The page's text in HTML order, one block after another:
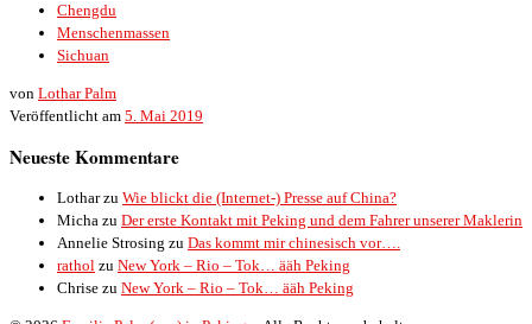
Chengdu
Menschenmassen
Sichuan
von Lothar Palm
Veröffentlicht am 5. Mai 2019
Neueste Kommentare
Lotharzu Wie blickt die (Internet-) Presse auf China?
Micha zu Der erste Kontakt mit Peking und dem Fahrer unserer Maklerin
Annelie Strosing zu Das kommt mir chinesisch vor….
rathol zu New York – Rio – Tok… ääh Peking
Chrise zu New York – Rio – Tok… ääh Peking